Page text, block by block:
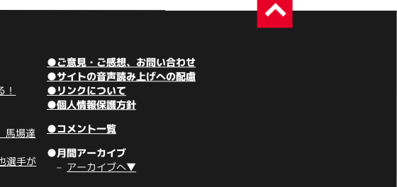
馬場達
選手が
●ご意見・ご感想、お問い合わせ
●サイトの音声読み上げへの配慮
●リンクについて
●個人情報保護方針
●コメント一覧
●月間アーカイブ
アーカイブへ▼